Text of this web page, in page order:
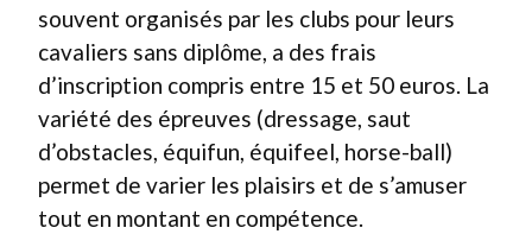
souvent organisés par les clubs pour leurs
cavaliers sans diplôme, a des frais
d’inscription compris entre 15 et 50 euros. La
variété des épreuves (dressage, saut
d’obstacles, équifun, équifeel, horse-ball)
permet de varier les plaisirs et de s’amuser
tout en montant en compétence.